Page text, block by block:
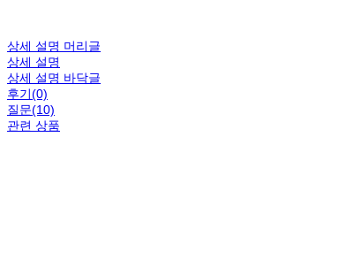
상세 설명 머리글
상세 설명
상세 설명 바닥글
후기(0)
질문(10)
관련 상품